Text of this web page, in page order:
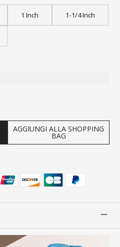
1 Inch 1-1/4 Inch
AGGIUNGI ALLA SHOPPING
BAG